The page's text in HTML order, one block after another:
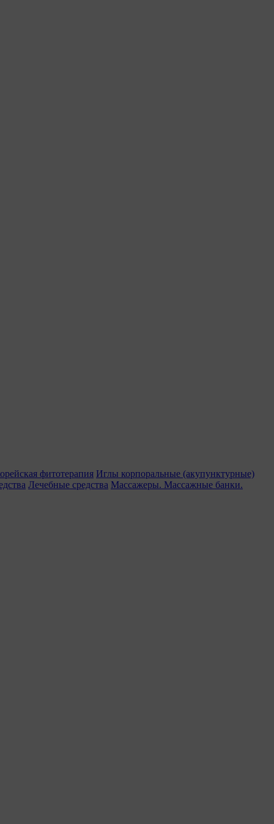
фитотерапия Иглы корпоральные (акупунктурные)
Лечебные средства Массажеры. Массажные банки.